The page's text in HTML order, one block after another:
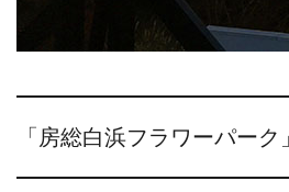
「房総白浜フラワーパーク